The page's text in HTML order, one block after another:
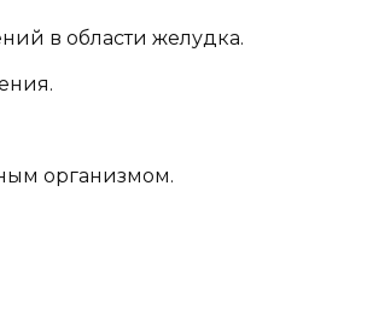
в области желудка.
организмом.